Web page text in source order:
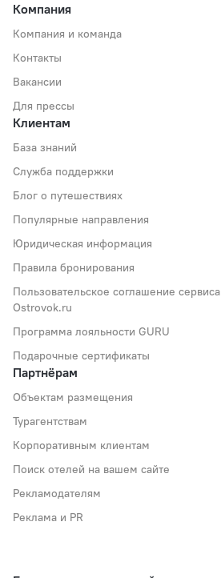
Компания
Компания и команда
Контакты
Вакансии
Для прессы
Клиентам
База знаний
Служба поддержки
Блог о путешествиях
Популярные направления
Юридическая информация
Правила бронирования
Пользовательское соглашение сервиса
Ostrovok.ru
Программа лояльности GURU
Подарочные сертификаты
Партнёрам
Объектам размещения
Турагентствам
Корпоративным клиентам
Поиск отелей на вашем сайте
Рекламодателям
Реклама и PR